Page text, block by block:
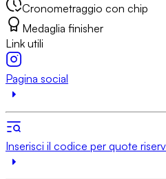
Cronometraggio con chip
Medaglia finisher
Link utili
Pagina social
Inserisci il codice per quote